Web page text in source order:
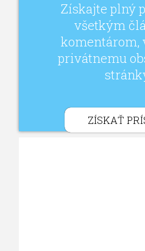
Získajte plný
všetkým
komentárom,
privátnemu
ZÍSKAŤ